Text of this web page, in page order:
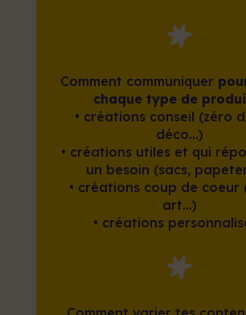
Comment communiquer
chaque type de
• créations conseil (zéro
déco…)
• créations utiles et qui
un besoin (sacs,
• créations coup de coeur
art…)
• créations